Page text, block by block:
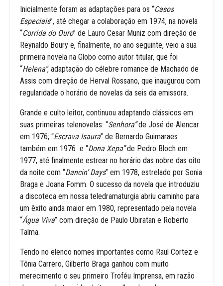
Inicialmente foram as adaptações para os “Casos
Especiais”, até chegar a colaboração em 1974, na novela
“Corrida do Ouro” de Lauro Cesar Muniz com direção de
Reynaldo Boury e, finalmente, no ano seguinte, veio a sua
primeira novela na Globo como autor titular, que foi
“Helena”, adaptação do célebre romance de Machado de
Assis com direção de Herval Rossano, que inaugurou com
regularidade o horário de novelas da seis da emissora.
Grande e culto leitor, continuou adaptando clássicos em
suas primeiras telenovelas: “Senhora”de José de Alencar
em 1976; “Escrava Isaura” de Bernardo Guimaraes
também em 1976 e “Dona Xepa”de Pedro Bloch em
1977, até finalmente estrear no horário das nobre das oito
da noite com “Dancin’ Days” em 1978, estrelado por Sonia
Braga e Joana Fomm. O sucesso da novela que introduziu
a discoteca em nossa teledramaturgia abriu caminho para
um êxito ainda maior em 1980, representado pela novela
“Água Viva” com direção de Paulo Ubiratan e Roberto
Talma.
Tendo no elenco nomes importantes como Raul Cortez e
Tônia Carrero, Gilberto Braga ganhou com muito
merecimento o seu primeiro Troféu Imprensa, em razão